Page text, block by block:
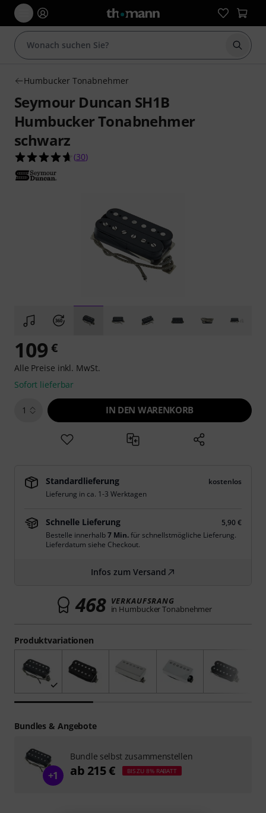
Suche
Humbucker Tonabnehmer
Seymour Duncan SH1B
Humbucker Tonabnehmer
schwarz
4.7 von 5 Sternen aus 30 Kundenbewertungen
(30)
Produktvariationen
109 €
Alle Preise inkl. MwSt.
Sofort lieferbar
1 IN DEN WARENKORB
Standardlieferung
kostenlos
Lieferung in ca. 1-3 Werktagen
Schnelle Lieferung
5,90 €
Bestelle innerhalb7 Min.für schnellstmögliche Lieferung.
Lieferdatum siehe Checkout.
Infos zum Versand
468 VERKAUFSRANG
in Humbucker Tonabnehmer
Bundles & Angebote
+1
Bundle selbst zusammenstellen
ab 215 € BIS ZU 8% RABATT